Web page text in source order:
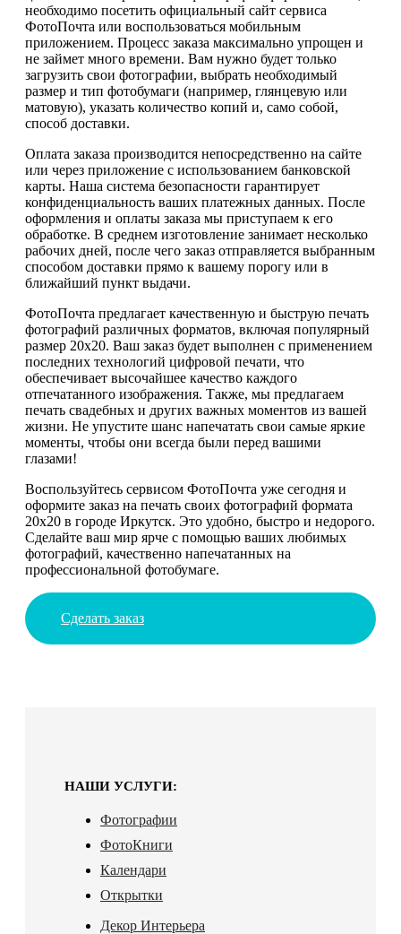
необходимо посетить официальный сайт сервиса
ФотоПочта или воспользоваться мобильным
приложением. Процесс заказа максимально упрощен и
не займет много времени. Вам нужно будет только
загрузить свои фотографии, выбрать необходимый
размер и тип фотобумаги (например, глянцевую или
матовую), указать количество копий и, само собой,
способ доставки.
Оплата заказа производится непосредственно на сайте
или через приложение с использованием банковской
карты. Наша система безопасности гарантирует
конфиденциальность ваших платежных данных. После
оформления и оплаты заказа мы приступаем к его
обработке. В среднем изготовление занимает несколько
рабочих дней, после чего заказ отправляется выбранным
способом доставки прямо к вашему порогу или в
ближайший пункт выдачи.
ФотоПочта предлагает качественную и быструю печать
фотографий различных форматов, включая популярный
размер 20х20. Ваш заказ будет выполнен с применением
последних технологий цифровой печати, что
обеспечивает высочайшее качество каждого
отпечатанного изображения. Также, мы предлагаем
печать свадебных и других важных моментов из вашей
жизни. Не упустите шанс напечатать свои самые яркие
моменты, чтобы они всегда были перед вашими
глазами!
Воспользуйтесь сервисом ФотоПочта уже сегодня и
оформите заказ на печать своих фотографий формата
20х20 в городе Иркутск. Это удобно, быстро и недорого.
Сделайте ваш мир ярче с помощью ваших любимых
фотографий, качественно напечатанных на
профессиональной фотобумаге.
Сделать заказ
НАШИ УСЛУГИ:
Фотографии
ФотоКниги
Календари
Открытки
Декор Интерьера